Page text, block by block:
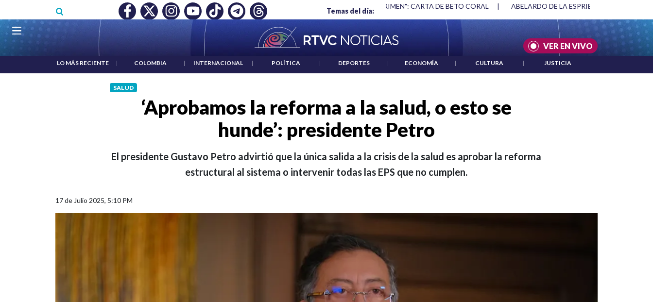
Temas del día:
A RTVC SALARIO MÍNIMO NO DESTRUYÓ EMPLEO: JP MORGAN "HABLAR NO ES UN CRIMEN": CARTA DE BETO CORAL | ABELARDO DE LA ESPRIELLA Y DMG
VER EN VIVO
Navegación principal
LO MÁS RECIENTE | COLOMBIA | INTERNACIONAL | POLÍTICA | DEPORTES | ECONOMÍA | CULTURA | JUSTICIA
SALUD
‘Aprobamos la reforma a la salud, o esto se
hunde’: presidente Petro
El presidente Gustavo Petro advirtió que la única salida a la crisis de la salud es aprobar la reforma
estructural al sistema o intervenir todas las EPS que no cumplen.
17 de Julio 2025, 5:10 PM